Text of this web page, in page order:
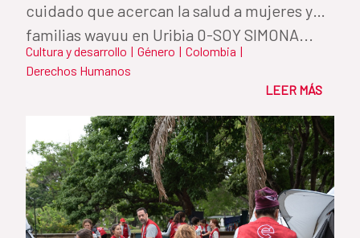
cuidado que acercan la salud a mujeres y
familias wayuu en Uribia 0-SOY SIMONA...
Cultura y desarrollo | Género | Colombia |
Derechos Humanos
LEER MÁS